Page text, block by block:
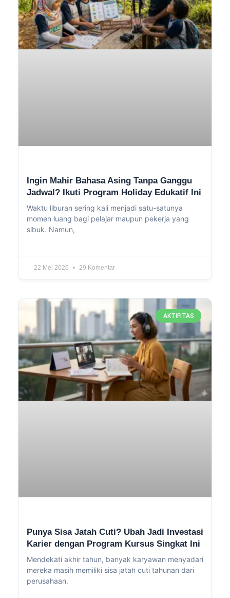
Ingin Mahir Bahasa Asing Tanpa Ganggu
Jadwal? Ikuti Program Holiday Edukatif Ini
Waktu liburan sering kali menjadi satu-satunya
momen luang bagi pelajar maupun pekerja yang
sibuk. Namun,
22 Mei 2026 29 Komentar
AKTIFITAS
Punya Sisa Jatah Cuti? Ubah Jadi Investasi
Karier dengan Program Kursus Singkat Ini
Mendekati akhir tahun, banyak karyawan menyadari
mereka masih memiliki sisa jatah cuti tahunan dari
perusahaan.